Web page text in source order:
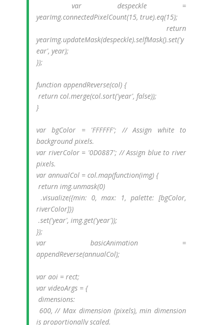
var despeckle =
yearImg.connectedPixelCount(15, true).eq(15);
return
yearImg.updateMask(despeckle).selfMask().set('y
ear', year);
});
function appendReverse(col) {
return col.merge(col.sort('year', false));
}
var bgColor = 'FFFFFF'; // Assign white to
background pixels.
var riverColor = '0D0887'; // Assign blue to river
pixels.
var annualCol = col.map(function(img) {
return img.unmask(0)
.visualize({min: 0, max: 1, palette: [bgColor,
riverColor]})
.set('year', img.get('year'));
});
var basicAnimation =
appendReverse(annualCol);
var aoi = rect;
var videoArgs = {
dimensions:
600, // Max dimension (pixels), min dimension
is proportionally scaled.